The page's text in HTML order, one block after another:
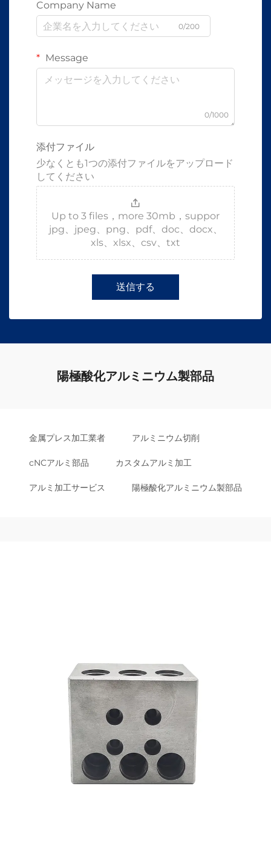
Company Name
0/200
Message
0/1000
添付ファイル
少なくとも1つの添付ファイルをアップロード
してください
Up to 3 files，more 30mb，suppor
jpg、jpeg、png、pdf、doc、docx、
xls、xlsx、csv、txt
送信する
陽極酸化アルミニウム製部品
金属プレス加工業者 アルミニウム切削
cNCアルミ部品 カスタムアルミ加工
アルミ加工サービス 陽極酸化アルミニウム製部品